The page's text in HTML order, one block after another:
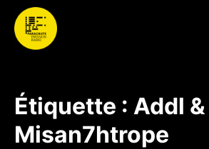
Étiquette : Addl &
Misan7htrope